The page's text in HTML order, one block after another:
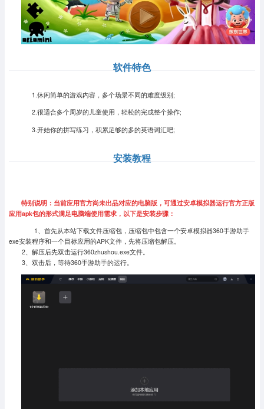
软件特色
1.休闲简单的游戏内容，多个场景不同的难度级别;
2.很适合多个周岁的儿童使用，轻松的完成整个操作;
3.开始你的拼写练习，积累足够的多的英语词汇吧;
安装教程
特别说明：当前应用官方尚未出品对应的电脑版，可通过安卓模拟器运行官方正版
应用apk包的形式满足电脑端使用需求，以下是安装步骤：
1、首先从本站下载文件压缩包，压缩包中包含一个安卓模拟器360手游助手
exe安装程序和一个目标应用的APK文件，先将压缩包解压。
2、解压后先双击运行360zhushou.exe文件。
3、双击后，等待360手游助手的运行。